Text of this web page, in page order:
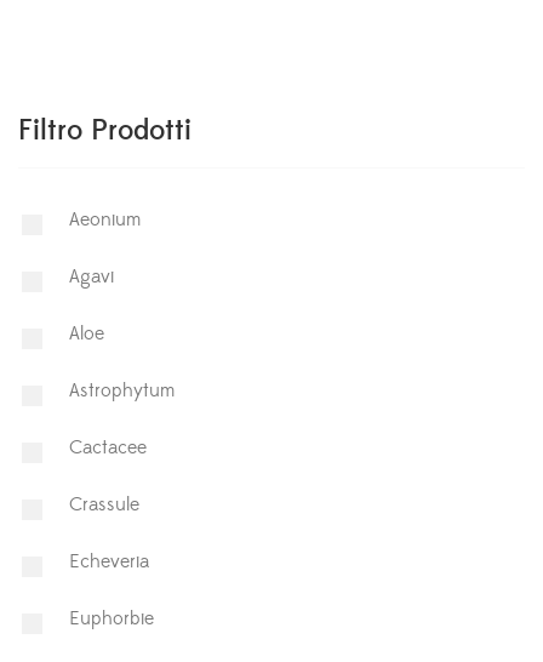
Filtro Prodotti
Aeonium
Agavi
Aloe
Astrophytum
⁠Cactacee
⁠Crassule
Echeveria
Euphorbie